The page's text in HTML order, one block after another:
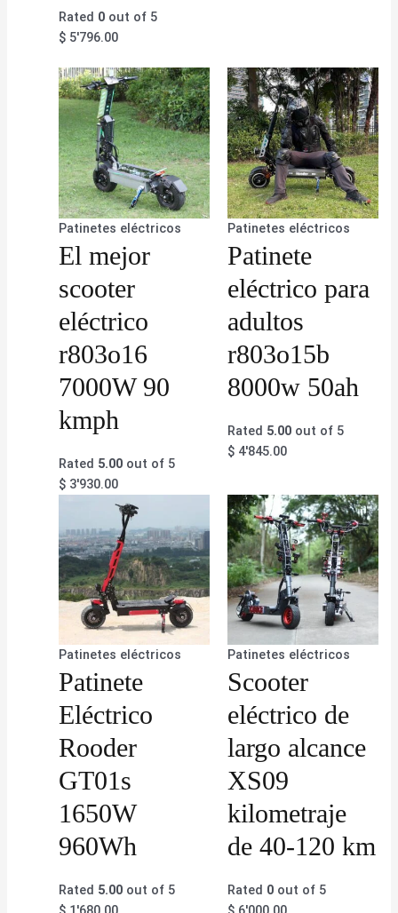
Rated 0 out of 5
$ 5'796.00
Patinetes eléctricos
El mejor
scooter
eléctrico
r803o16
7000W 90
kmph
Rated 5.00 out of 5
$ 3'930.00
Patinetes eléctricos
Patinete
eléctrico para
adultos
r803o15b
8000w 50ah
Rated 5.00out of 5
$4'845.00
Patinetes eléctricos
Patinete
Eléctrico
Rooder
GT01s
1650W
960Wh
Rated 5.00 out of 5
Patinetes eléctricos
Scooter
eléctrico de
largo alcance
XS09
kilometraje
de 40-120 km
Rated 0out of 5